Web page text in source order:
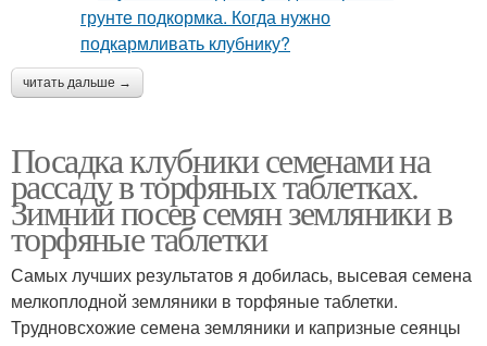
читать дальше →
Посадка клубники семенами на
рассаду в торфяных таблетках.
Зимний посев семян земляники в
торфяные таблетки
Самых лучших результатов я добилась, высевая семена
мелкоплодной земляники в торфяные таблетки.
Трудновсхожие семена земляники и капризные сеянцы